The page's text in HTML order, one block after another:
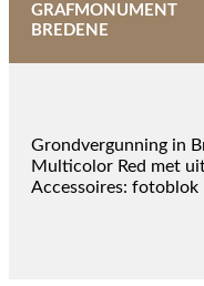
GRAFMONUMENT
BREDENE
Grondvergunning in
Multicolor Red met
Accessoires: fotoblok